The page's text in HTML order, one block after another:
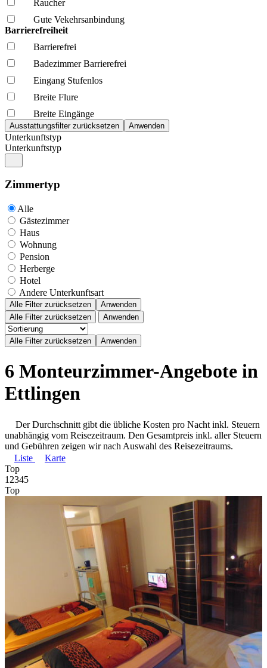
Raucher
Gute Vekehrsanbindung
Barrierefreiheit
Barrierefrei
Badezimmer Barrierefrei
Eingang Stufenlos
Breite Flure
Breite Eingänge
Unterkunftstyp
Unterkunftstyp
Zimmertyp
Alle
Gästezimmer
Haus
Wohnung
Pension
Herberge
Hotel
Andere Unterkunftsart
Alle Filter zurücksetzen
Anwenden
Alle Filter zurücksetzen
Anwenden
6 Monteurzimmer-Angebote in
Ettlingen
Der Durchschnitt gibt die übliche Kosten pro Nacht inkl. Steuern
unabhängig vom Reisezeitraum. Den Gesamtpreis inkl. aller Steuern
und Gebühren zeigen wir nach Auswahl des Reisezeitraums.
Liste
Karte
Top
1 2345
Top